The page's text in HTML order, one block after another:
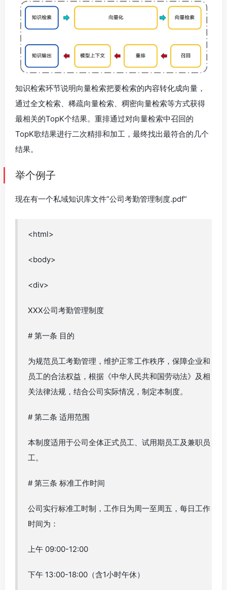
知识检索环节说明向量检索把要检索的内容转化成向量，
通过全文检索、稀疏向量检索、稠密向量检索等方式获得
最相关的TopK个结果。重排通过对向量检索中召回的
TopK歌结果进行二次精排和加工，最终找出最符合的几个
结果。
举个例子
现在有一个私域知识库文件”公司考勤管理制度.pdf”
<html>
<body>
<div>
XXX公司考勤管理制度
# 第一条 目的
为规范员工考勤管理，维护正常工作秩序，保障企业和
员工的合法权益，根据《中华人民共和国劳动法》及相
关法律法规，结合公司实际情况，制定本制度。
# 第二条 适用范围
本制度适用于公司全体正式员工、试用期员工及兼职员
工。
# 第三条 标准工作时间
公司实行标准工时制，工作日为周一至周五，每日工作
时间为：
上午 09:00-12:00
下午 13:00-18:00（含1小时午休）